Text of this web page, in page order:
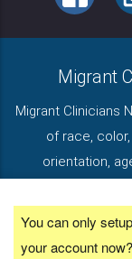
Mensaje
de
You can only
your account
Migrant
Migrant Clinicians
of race,
orientation,